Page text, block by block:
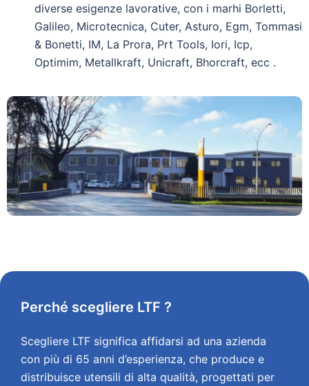
diverse esigenze lavorative, con i marhi Borletti,
Galileo, Microtecnica, Cuter, Asturo, Egm, Tommasi
& Bonetti, IM, La Prora, Prt Tools, Iori, Icp,
Optimim, Metallkraft, Unicraft, Bhorcraft, ecc .
Perché scegliere LTF ?
Scegliere LTF significa affidarsi ad una azienda
con più di 65 anni d’esperienza, che produce e
distribuisce utensili di alta qualità, progettati per